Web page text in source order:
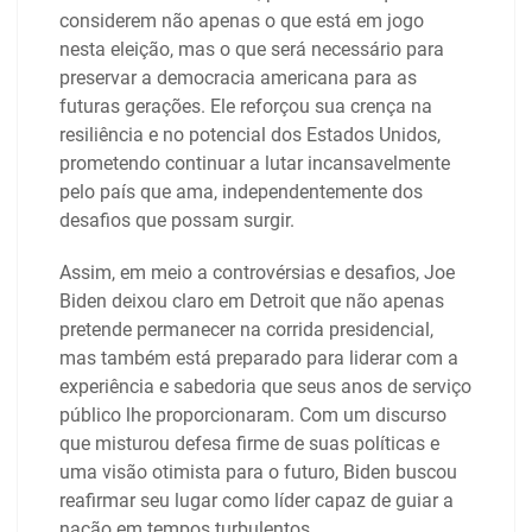
considerem não apenas o que está em jogo
nesta eleição, mas o que será necessário para
preservar a democracia americana para as
futuras gerações. Ele reforçou sua crença na
resiliência e no potencial dos Estados Unidos,
prometendo continuar a lutar incansavelmente
pelo país que ama, independentemente dos
desafios que possam surgir.
Assim, em meio a controvérsias e desafios, Joe
Biden deixou claro em Detroit que não apenas
pretende permanecer na corrida presidencial,
mas também está preparado para liderar com a
experiência e sabedoria que seus anos de serviço
público lhe proporcionaram. Com um discurso
que misturou defesa firme de suas políticas e
uma visão otimista para o futuro, Biden buscou
reafirmar seu lugar como líder capaz de guiar a